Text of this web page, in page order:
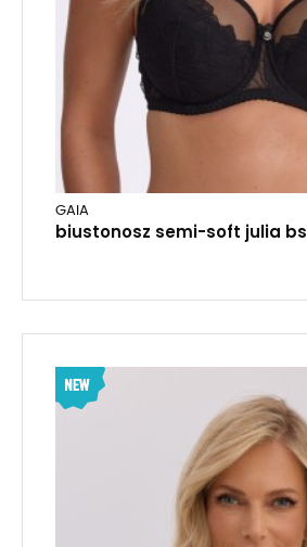
GAIA
biustonosz semi-soft julia